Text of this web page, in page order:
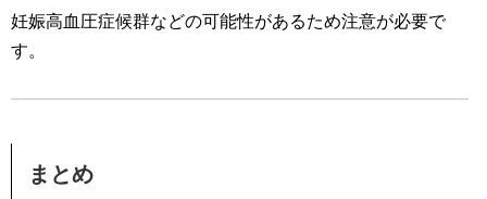
妊娠高血圧症候群などの可能性があるため注意が必要で
す。
まとめ